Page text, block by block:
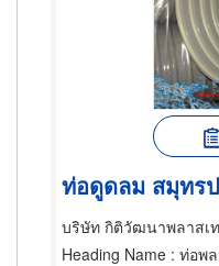
ท่อดูดลม สมุทร
บริษัท กิติวัฒนาพลาสเ
Heading Name : ท่อพ